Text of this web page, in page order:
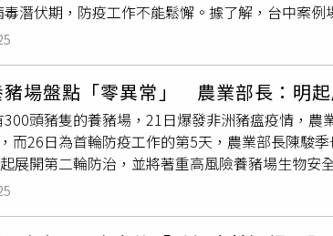
甚至錯誤，損及政府威信及防疫時效。臺中市
命、綜理處務之林儒良處長，未思如何於此防
單位主管，由各主管下達屬員」以卸責，周百俊
之烏龍事件，引發社會譁然，均核有重大違失。綜
，嚴重斲喪人民對政府防疫整備之信賴，違失情
，而有公務員懲戒法第2條第1款之應受懲戒事由
、收盤平均價格及實際交易頭數，透過每日監
出豬並提升流通效率，農業部同步推動「共同
協調，並以秩序出豬搭配滾動調節，穩定市場供
豬肉品牌形象、促進產業鏈共同行銷，整合上游生
能量。由相關產業團體辦理行銷活動、區域體驗
肉曝光度，穩定消費信心。
潛伏期，防疫工作不能鬆懈。據了解，台中案
醫研究所將於3日再度進行環境採樣，以確認場
更高強度的採樣與監控來防止病毒擴散，包括所
」，並強化養豬戶「先清潔、再消毒」的防疫觀念
5公里內的所有豬場、廚餘養豬場及其他高風險
場在消毒前務必清除污染源，確保生物安全措
理署副署長林左祥表示，全國焚化爐均設有污
影響。杜文珍同時指出，近日高雄外海查獲走
度入侵。至於案例場是否能在未來復養，目前
場，如有異常應主動通報。值得注意的是，應變
氣氛一度感性。她感謝全國豬農在防疫期間配合
場盤點「零異常」 農業部長：明
頭豬隻的養豬場，21日爆發非洲豬瘟疫情，
而26日為首輪防疫工作的第5天，農業部長陳駿
展開第二輪防治，並將著重高風險養豬場生物安
，第一輪疫調已完全所有關聯之養豬、化製、
進行訪視，同樣呈現0異常，不過在第一輪中針